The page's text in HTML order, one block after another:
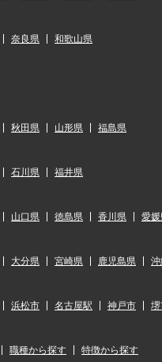
奈良県 和歌山県
秋田県 山形県 福島県
石川県 福井県
山口県 徳島県 香川県 愛媛
大分県 宮崎県 鹿児島県 沖
浜松市 名古屋駅 神戸市
職種から探す 特徴から探す